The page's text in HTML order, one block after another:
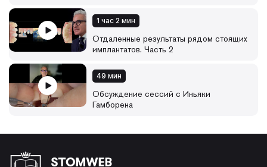
1 час 2 мин
Отдаленные результаты рядом стоящих
имплантатов. Часть 2
49 мин
Обсуждение сессий с Иньяки
Гамборена